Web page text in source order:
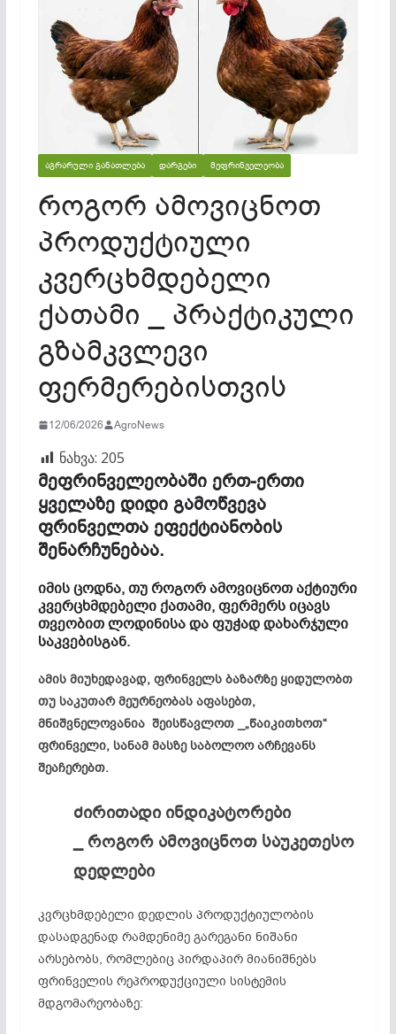
ᲐᲒᲠᲐᲠᲣᲚᲘ ᲒᲐᲜᲐᲗᲚᲔᲑᲐ ᲓᲐᲠᲒᲔᲑᲘ ᲛᲔᲤᲠᲘᲜᲕᲔᲚᲔᲝᲑᲐ
როგორ ამოვიცნოთ
პროდუქტიული
კვერცხმდებელი
ქათამი _ პრაქტიკული
გზამკვლევი
ფერმერებისთვის
12/06/2026 AgroNews
ნახვა: 205
მეფრინველეობაში ერთ-ერთი
ყველაზე დიდი გამოწვევა
ფრინველთა ეფექტიანობის
შენარჩუნებაა.
იმის ცოდნა, თუ როგორ ამოვიცნოთ აქტიური
კვერცხმდებელი ქათამი, ფერმერს იცავს
თვეობით ლოდინისა და ფუჭად დახარჯული
საკვებისგან.
ამის მიუხედავად, ფრინველს ბაზარზე ყიდულობთ
თუ საკუთარ მეურნეობას აფასებთ,
მნიშვნელოვანია შეისწავლოთ _„წაიკითხოთ“
ფრინველი, სანამ მასზე საბოლოო არჩევანს
შეაჩერებთ.
ძირითადი ინდიკატორები
როგორ ამოვიცნოთ საუკეთესო
დედლები
კვრცხმდებელი დედლის პროდუქტიულობის
დასადგენად რამდენიმე გარეგანი ნიშანი
არსებობს, რომლებიც პირდაპირ მიანიშნებს
ფრინველის რეპროდუქციული სისტემის
მდგომარეობაზე: